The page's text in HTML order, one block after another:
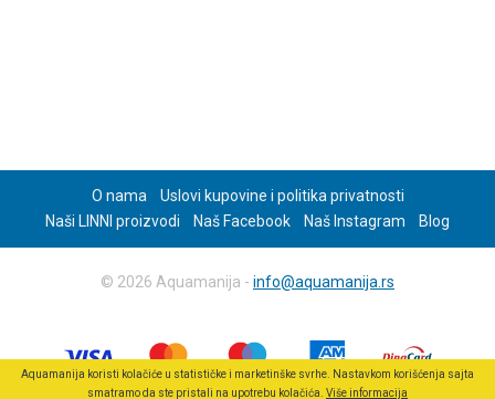
O nama
Uslovi kupovine i politika privatnosti
Naši LINNI proizvodi
Naš Facebook Naš Instagram Blog
© 2026 Aquamanija - info@aquamanija.rs
Aquamanija koristi kolačiće u statističke i marketinške svrhe. Nastavkom korišćenja sajta
smatramo da ste pristali na upotrebu kolačića. Više informacija